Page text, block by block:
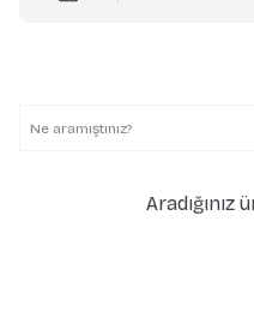
Aradığınız